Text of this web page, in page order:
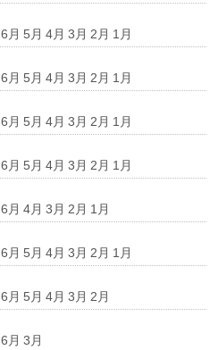
6月 5月 4月 3月 2月 1月
6月 5月 4月 3月 2月 1月
6月 5月 4月 3月 2月 1月
6月 5月 4月 3月 2月 1月
6月 4月 3月 2月 1月
6月 5月 4月 3月 2月 1月
6月 5月 4月 3月 2月
6月 3月